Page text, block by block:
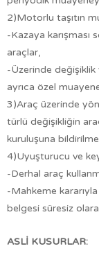
2)Motorlu taşıtın
-Kazaya karışması
araçlar,
-Üzerinde değişiklik
ayrıca özel
3)Araç üzerinde
türlü değişikliğin
kuruluşuna
4)Uyuşturucu ve
-Derhal araç
-Mahkeme kararıyla
belgesi süresiz
ASLİ KUSURLAR: